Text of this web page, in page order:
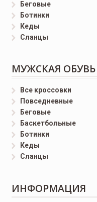
Беговые
Ботинки
Кеды
Сланцы
МУЖСКАЯ ОБУВЬ
Все кроссовки
Повседневные
Беговые
Баскетбольные
Ботинки
Кеды
Сланцы
ИНФОРМАЦИЯ